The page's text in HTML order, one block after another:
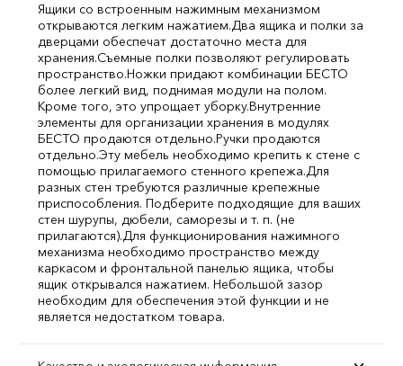
Ящики со встроенным нажимным механизмом
открываются легким нажатием.Два ящика и полки за
дверцами обеспечат достаточно места для
хранения.Съемные полки позволяют регулировать
пространство.Ножки придают комбинации БЕСТО
более легкий вид, поднимая модули на полом.
Кроме того, это упрощает уборку.Внутренние
элементы для организации хранения в модулях
БЕСТО продаются отдельно.Ручки продаются
отдельно.Эту мебель необходимо крепить к стене с
помощью прилагаемого стенного крепежа.Для
разных стен требуются различные крепежные
приспособления. Подберите подходящие для ваших
стен шурупы, дюбели, саморезы и т. п. (не
прилагаются).Для функционирования нажимного
механизма необходимо пространство между
каркасом и фронтальной панелью ящика, чтобы
ящик открывался нажатием. Небольшой зазор
необходим для обеспечения этой функции и не
является недостатком товара.